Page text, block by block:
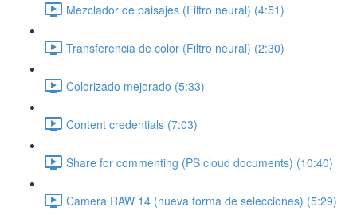
Mezclador de paisajes (Filtro neural) (4:51)
Transferencia de color (Filtro neural) (2:30)
Colorizado mejorado (5:33)
Content credentials (7:03)
Share for commenting (PS cloud documents) (10:40)
Camera RAW 14 (nueva forma de selecciones) (5:29)